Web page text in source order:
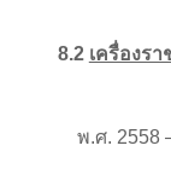
8.2 เครื่องร
พ.ศ. 2558